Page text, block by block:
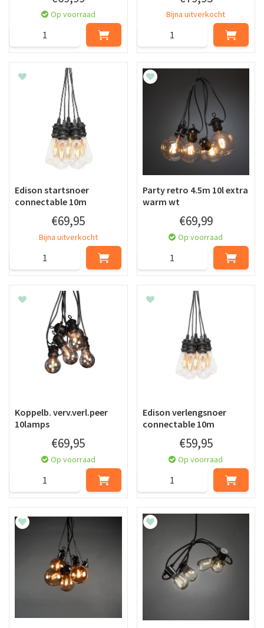
Op voorraad Bijna uitverkocht
Edison startsnoer
connectable 10m
€69,95
Bijna uitverkocht
Party retro 4.5m 10l extra
warm wt
€69,99
Op voorraad
Koppelb. verv.verl.peer
10lamps
€69,95
Op voorraad
Edison verlengsnoer
connectable 10m
€59,95
Op voorraad